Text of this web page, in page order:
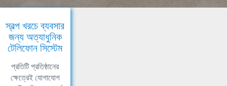
স্বল্প খরচে ব্যবসার
জন্য অত্যাধুনিক
টেলিফোন সিস্টেম
প্রতিটি প্রতিষ্ঠানের
ক্ষেত্রেই যোগাযোগ